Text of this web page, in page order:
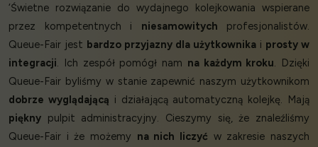
‘Świetne rozwiązanie do wydajnego kolejkowania wspierane
przez kompetentnych i niesamowitych profesjonalistów.
Queue-Fair jest bardzo przyjazny dla użytkownika i prosty w
integracji. Ich zespół pomógł nam na każdym kroku. Dzięki
Queue-Fair byliśmy w stanie zapewnić naszym użytkownikom
dobrze wyglądającą i działającą automatyczną kolejkę. Mają
piękny pulpit administracyjny. Cieszymy się, że znaleźliśmy
Queue-Fair i że możemy na nich liczyć w zakresie naszych